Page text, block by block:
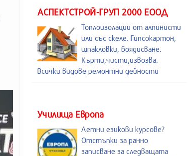
АСПЕКТСТРОЙ-ГРУП 2000 ЕООД
Топлоизолации от алпинисти
или със скеле. Гипсокартон,
шпакловки, боядисване.
Кърти,чисти,извозва.
Всички видове ремонтни дейности
Училища Европа
Летни езикови курсове?
Отстъпки за ранно
записване за следващата